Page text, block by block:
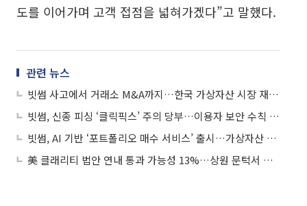
도를 이어가며 고객 접점을 넓혀가겠다”고 말했다.
관련 뉴스
빗썸 사고에서 거래소 M&A까지…한국 가상자산 시장 재편 신호탄
빗썸, 신종 피싱 ‘클릭픽스’ 주의 당부…이용자 보안 수칙 안내
빗썸, AI 기반 ‘포트폴리오 매수 서비스’ 출시…가상자산 분산투자 지원
美 클래리티 법안 연내 통과 가능성 13%…상원 문턱서 제동